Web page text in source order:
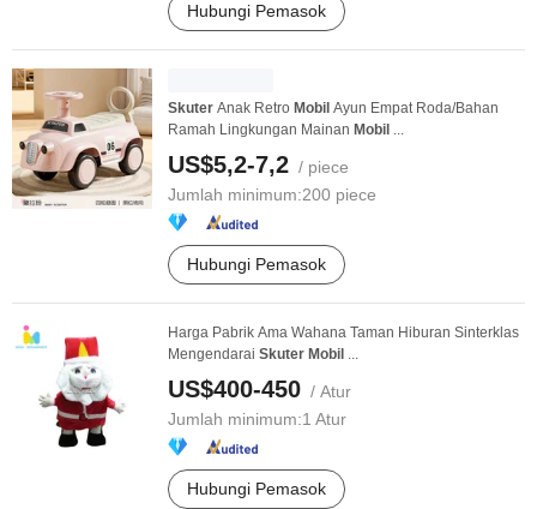
Hubungi Pemasok
Skuter Anak Retro Mobil Ayun Empat Roda/Bahan
Ramah Lingkungan Mainan Mobil ...
US$5,2-7,2 / piece
Jumlah minimum:200 piece
Hubungi Pemasok
Harga Pabrik Ama Wahana Taman Hiburan Sinterklas
Mengendarai Skuter Mobil ...
US$400-450 / Atur
Jumlah minimum:1 Atur
Hubungi Pemasok